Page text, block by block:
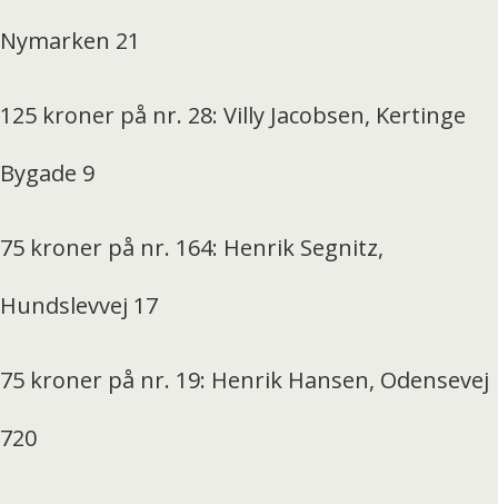
Nymarken 21
125 kroner på nr. 28: Villy Jacobsen, Kertinge
Bygade 9
75 kroner på nr. 164: Henrik Segnitz,
Hundslevvej 17
75 kroner på nr. 19: Henrik Hansen, Odensevej
720